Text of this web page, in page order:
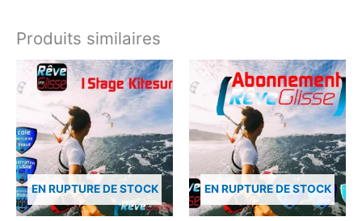
Produits similaires
EN RUPTURE DE STOCK EN RUPTURE DE STOCK